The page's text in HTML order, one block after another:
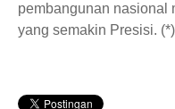
pembangunan nasional
yang semakin Presisi. (*)